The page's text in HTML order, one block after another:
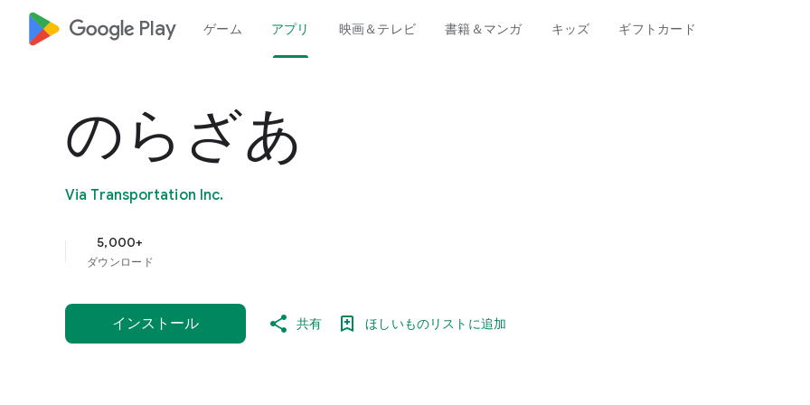
google_logo Play ゲーム アプリ 映画＆テレビ 書籍＆マンガ キッズ ギフトカード
のらざあ
Via Transportation Inc.
5,000+
ダウンロード
インストール 共有 ほしいものリストに追加